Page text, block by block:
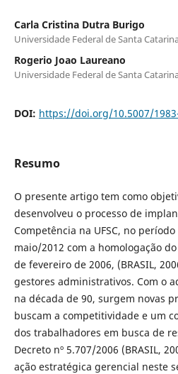
Carla Cristina Dutra Burigo
Universidade Federal de Santa
Rogerio Joao Laureano
Universidade Federal de Santa
DOI: https://doi.org/10.5007/
Resumo
O presente artigo tem como
desenvolveu o processo de
Competência na UFSC, no
maio/2012 com a homologação
de fevereiro de 2006, (BRASIL,
gestores administrativos. Com o
na década de 90, surgem novas
buscam a competitividade e um
dos trabalhadores em busca de
Decreto nº 5.707/2006 (BRASIL,
ação estratégica gerencial neste